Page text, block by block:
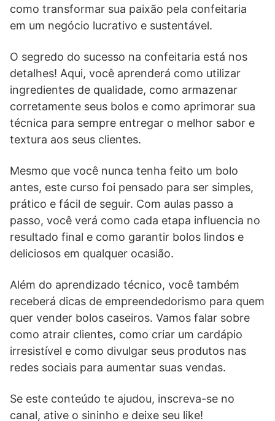
como transformar sua paixão pela confeitaria
em um negócio lucrativo e sustentável.
O segredo do sucesso na confeitaria está nos
detalhes! Aqui, você aprenderá como utilizar
ingredientes de qualidade, como armazenar
corretamente seus bolos e como aprimorar sua
técnica para sempre entregar o melhor sabor e
textura aos seus clientes.
Mesmo que você nunca tenha feito um bolo
antes, este curso foi pensado para ser simples,
prático e fácil de seguir. Com aulas passo a
passo, você verá como cada etapa influencia no
resultado final e como garantir bolos lindos e
deliciosos em qualquer ocasião.
Além do aprendizado técnico, você também
receberá dicas de empreendedorismo para quem
quer vender bolos caseiros. Vamos falar sobre
como atrair clientes, como criar um cardápio
irresistível e como divulgar seus produtos nas
redes sociais para aumentar suas vendas.
Se este conteúdo te ajudou, inscreva-se no
canal, ative o sininho e deixe seu like!